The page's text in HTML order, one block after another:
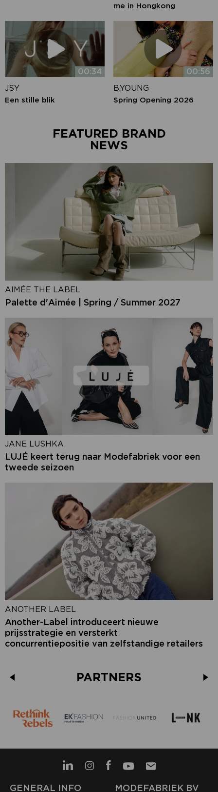
me in Hongkong
00:34
JSY
Een stille blik
00:56
B.YOUNG
Spring Opening 2026
FEATURED BRAND
NEWS
AIMÉE THE LABEL
Palette d'Aimée | Spring / Summer 2027
JANE LUSHKA
LUJÉ keert terug naar Modefabriek voor een
tweede seizoen
ANOTHER LABEL
Another-Label introduceert nieuwe
prijsstrategie en versterkt
concurrentiepositie van zelfstandige retailers
PARTNERS
GENERAL INFO MODEFABRIEK BV